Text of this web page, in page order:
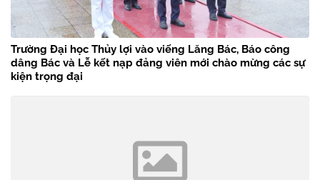
Trường Đại học Thủy lợi vào viếng Lăng Bác, Báo công
dâng Bác và Lễ kết nạp đảng viên mới chào mừng các sự
kiện trọng đại